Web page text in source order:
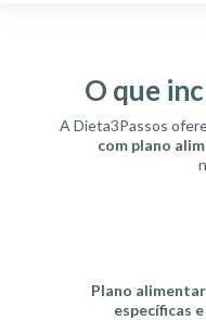
O que
A Dieta3Passos
com plano
Plano
específicas